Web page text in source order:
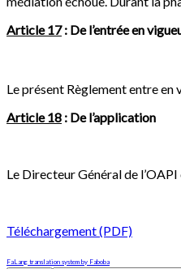
Article 17: De l’entrée en
Le présent Règlement entre en
Article 18 : De l’application
Le Directeur Général de
Téléchargement (PDF)
FaLang translation system by Faboba